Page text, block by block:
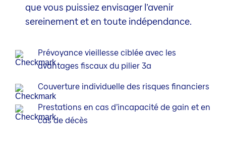
que vous puissiez envisager l’avenir
sereinement et en toute indépendance.
Prévoyance vieillesse ciblée avec les
avantages fiscaux du pilier 3a
Couverture individuelle des risques financiers
Prestations en cas d’incapacité de gain et en
cas de décès